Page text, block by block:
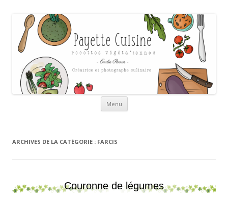
Payette cuisine
Menu Aller au contenu
ARCHIVES DE LA CATÉGORIE : FARCIS
Couronne de légumes